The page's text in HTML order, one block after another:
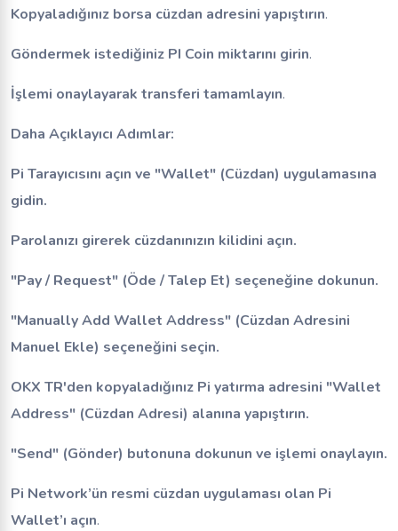
Kopyaladığınız borsa cüzdan adresini yapıştırın.
Göndermek istediğiniz PI Coin miktarını girin.
İşlemi onaylayarak transferi tamamlayın.
Daha Açıklayıcı Adımlar:
Pi Tarayıcısını açın ve "Wallet" (Cüzdan) uygulamasına
gidin.
Parolanızı girerek cüzdanınızın kilidini açın.
"Pay / Request" (Öde / Talep Et) seçeneğine dokunun.
"Manually Add Wallet Address" (Cüzdan Adresini
Manuel Ekle) seçeneğini seçin.
OKX TR'den kopyaladığınız Pi yatırma adresini "Wallet
Address" (Cüzdan Adresi) alanına yapıştırın.
"Send" (Gönder) butonuna dokunun ve işlemi onaylayın.
Pi Network’ün resmi cüzdan uygulaması olan Pi
Wallet’ı açın.